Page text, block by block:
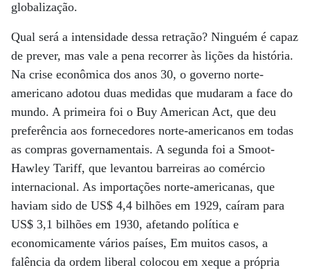
globalização.
Qual será a intensidade dessa retração? Ninguém é capaz
de prever, mas vale a pena recorrer às lições da história.
Na crise econômica dos anos 30, o governo norte-
americano adotou duas medidas que mudaram a face do
mundo. A primeira foi o Buy American Act, que deu
preferência aos fornecedores norte-americanos em todas
as compras governamentais. A segunda foi a Smoot-
Hawley Tariff, que levantou barreiras ao comércio
internacional. As importações norte-americanas, que
haviam sido de US$ 4,4 bilhões em 1929, caíram para
US$ 3,1 bilhões em 1930, afetando política e
economicamente vários países, Em muitos casos, a
falência da ordem liberal colocou em xeque a própria